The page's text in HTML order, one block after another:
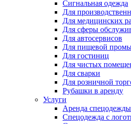
Сигнальная одежда
Для
Для медицинских
Для сферы
Для автосервисов
Для пищевой
Для гостиниц
Для чистых
Для сварки
Для розничной
Рубашки в аренду
Услуги
Аренда
Спецодежда с